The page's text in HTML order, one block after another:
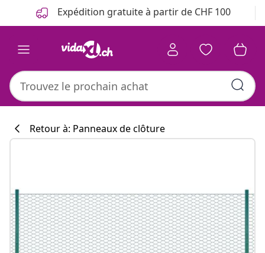
Précédent Expédition gratuite à partir de CHF 100
Retour à: Panneaux de clôture